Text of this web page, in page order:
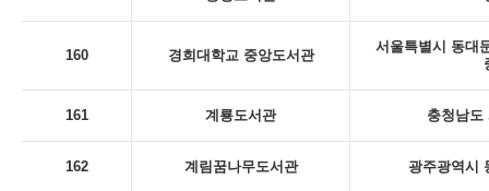
160 경희대학교 중앙도서관
서울특별시 동대
161 계룡도서관 충청남도
162 계림꿈나무도서관 광주광역시